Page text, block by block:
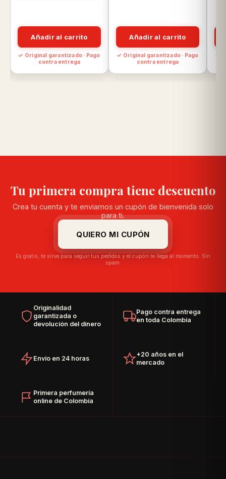
Añadir al carrito
✓ Original garantizado · Pago
contra entrega
Añadir al carrito
✓ Original garantizado · Pago
contra entrega
✓
Tu primera compra tiene descuento
Crea tu cuenta y te enviamos un cupón de bienvenida solo
para ti.
QUIERO MI CUPÓN
Es gratis, te sirve para seguir tus pedidos y el cupón te llega al momento. Sin
spam.
Originalidad
garantizada o
devolución del dinero
Pago contra entrega
en toda Colombia
Envío en 24 horas
+20 años en el
mercado
Primera perfumería
online de Colombia